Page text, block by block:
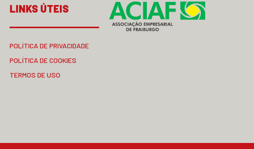
LINKS ÚTEIS
POLÍTICA DE PRIVACIDADE
POLÍTICA DE COOKIES
TERMOS DE USO